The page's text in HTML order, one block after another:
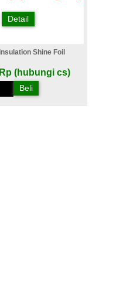
Detail
Insulation Shine Foil
Rp (hubungi cs)
Beli